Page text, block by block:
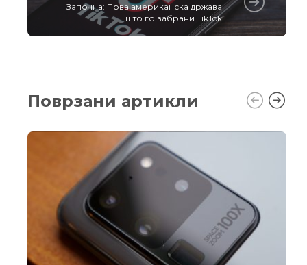
Започна: Прва американска држава
што го забрани TikTok
Поврзани артикли